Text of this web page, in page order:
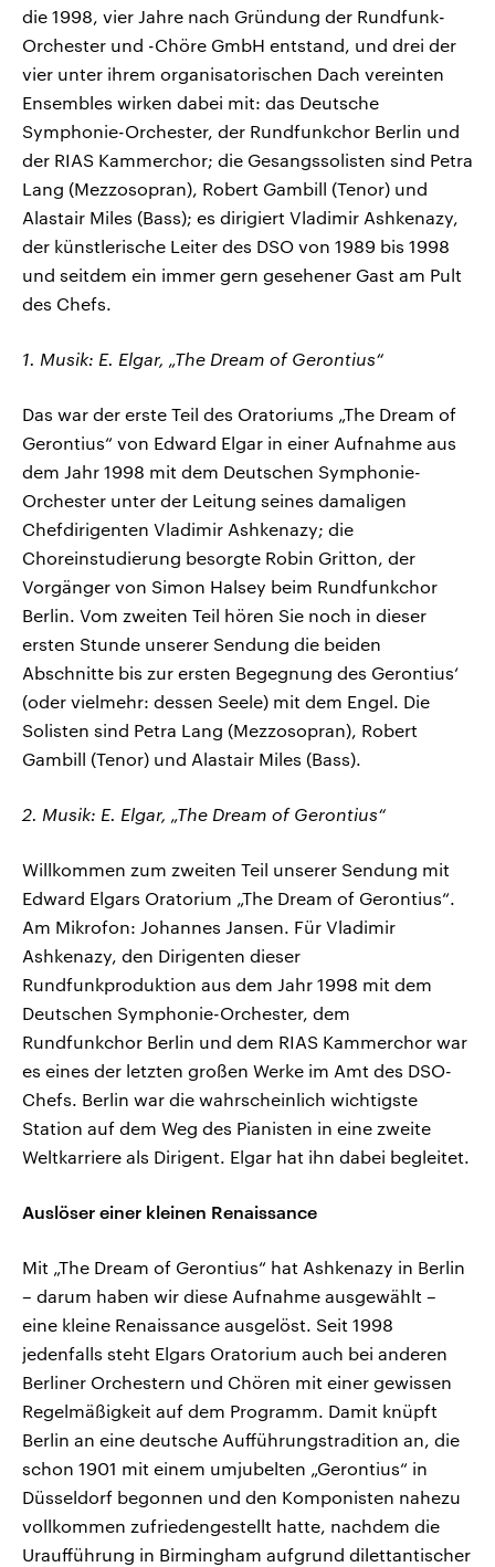
die 1998, vier Jahre nach Gründung der Rundfunk-
Orchester und -Chöre GmbH entstand, und drei der
vier unter ihrem organisatorischen Dach vereinten
Ensembles wirken dabei mit: das Deutsche
Symphonie-Orchester, der Rundfunkchor Berlin und
der RIAS Kammerchor; die Gesangssolisten sind Petra
Lang (Mezzosopran), Robert Gambill (Tenor) und
Alastair Miles (Bass); es dirigiert Vladimir Ashkenazy,
der künstlerische Leiter des DSO von 1989 bis 1998
und seitdem ein immer gern gesehener Gast am Pult
des Chefs.
1. Musik: E. Elgar, „The Dream of Gerontius“
Das war der erste Teil des Oratoriums „The Dream of
Gerontius“ von Edward Elgar in einer Aufnahme aus
dem Jahr 1998 mit dem Deutschen Symphonie-
Orchester unter der Leitung seines damaligen
Chefdirigenten Vladimir Ashkenazy; die
Choreinstudierung besorgte Robin Gritton, der
Vorgänger von Simon Halsey beim Rundfunkchor
Berlin. Vom zweiten Teil hören Sie noch in dieser
ersten Stunde unserer Sendung die beiden
Abschnitte bis zur ersten Begegnung des Gerontius‘
(oder vielmehr: dessen Seele) mit dem Engel. Die
Solisten sind Petra Lang (Mezzosopran), Robert
Gambill (Tenor) und Alastair Miles (Bass).
2. Musik: E. Elgar, „The Dream of Gerontius“
Willkommen zum zweiten Teil unserer Sendung mit
Edward Elgars Oratorium „The Dream of Gerontius“.
Am Mikrofon: Johannes Jansen. Für Vladimir
Ashkenazy, den Dirigenten dieser
Rundfunkproduktion aus dem Jahr 1998 mit dem
Deutschen Symphonie-Orchester, dem
Rundfunkchor Berlin und dem RIAS Kammerchor war
es eines der letzten großen Werke im Amt des DSO-
Chefs. Berlin war die wahrscheinlich wichtigste
Station auf dem Weg des Pianisten in eine zweite
Weltkarriere als Dirigent. Elgar hat ihn dabei begleitet.
Auslöser einer kleinen Renaissance
Mit „The Dream of Gerontius“ hat Ashkenazy in Berlin
– darum haben wir diese Aufnahme ausgewählt –
eine kleine Renaissance ausgelöst. Seit 1998
jedenfalls steht Elgars Oratorium auch bei anderen
Berliner Orchestern und Chören mit einer gewissen
Regelmäßigkeit auf dem Programm. Damit knüpft
Berlin an eine deutsche Aufführungstradition an, die
schon 1901 mit einem umjubelten „Gerontius“ in
Düsseldorf begonnen und den Komponisten nahezu
vollkommen zufriedengestellt hatte, nachdem die
Uraufführung in Birmingham aufgrund dilettantischer